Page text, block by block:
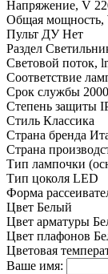
Напряжение, V
Общая мощность,
Пульт ДУ Нет
Раздел
Световой поток,
Соответствие
Срок службы
Степень защиты
Стиль Классика
Страна бренда
Страна
Тип лампочки
Тип цоколя LED
Форма
Цвет Белый
Цвет арматуры
Цвет плафонов
Цветовая
Ваше имя: